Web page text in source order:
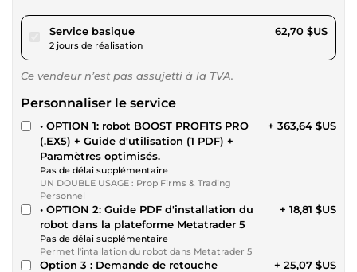
Service basiquepour 57,79 $US
2 jours de réalisation
62,70 $US
Ce vendeur n’est pas assujetti à la TVA.
Personnaliser le service
• OPTION 1: robot BOOST PROFITS PRO
(.EX5) + Guide d'utilisation (1 PDF) +
Paramètres optimisés.
Pas de délai supplémentaire
UN DOUBLE USAGE : Prop Firms & Trading
Personnel
+ 363,64 $US
• OPTION 2: Guide PDF d'installation du
robot dans la plateforme Metatrader 5
Pas de délai supplémentaire
Permet l'intallation du robot dans Metatrader 5
+ 18,81 $US
Option 3 : Demande de retouche + 25,07 $US